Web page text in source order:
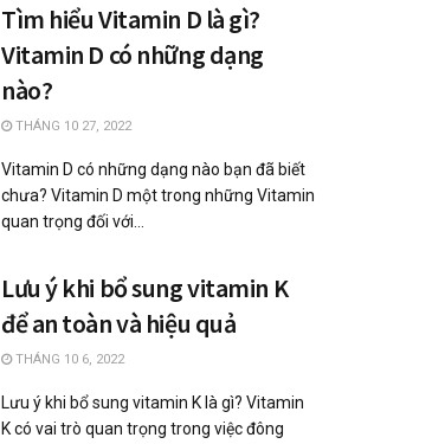
Tìm hiểu Vitamin D là gì?
Vitamin D có những dạng
nào?
THÁNG 10 27, 2022
Vitamin D có những dạng nào bạn đã biết
chưa? Vitamin D một trong những Vitamin
quan trọng đối với...
Lưu ý khi bổ sung vitamin K
để an toàn và hiệu quả
THÁNG 10 6, 2022
Lưu ý khi bổ sung vitamin K là gì? Vitamin
K có vai trò quan trọng trong việc đông